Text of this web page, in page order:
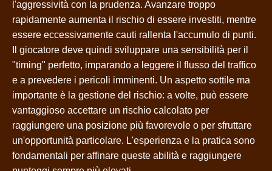
l'aggressività con la prudenza. Avanzare troppo
rapidamente aumenta il rischio di essere investiti, mentre
essere eccessivamente cauti rallenta l'accumulo di punti.
Il giocatore deve quindi sviluppare una sensibilità per il
"timing" perfetto, imparando a leggere il flusso del traffico
e a prevedere i pericoli imminenti. Un aspetto sottile ma
importante è la gestione del rischio: a volte, può essere
vantaggioso accettare un rischio calcolato per
raggiungere una posizione più favorevole o per sfruttare
un'opportunità particolare. L'esperienza e la pratica sono
fondamentali per affinare queste abilità e raggiungere